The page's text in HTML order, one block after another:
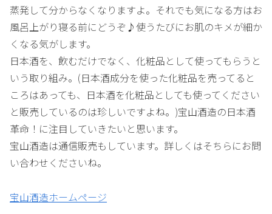
蒸発して分からなくなりますよ。それでも気になる方はお
風呂上がり寝る前にどうぞ♪使うたびにお肌のキメが細か
くなる気がします。
日本酒を、飲むだけでなく、化粧品として使ってもらうと
いう取り組み。(日本酒成分を使った化粧品を売ってると
ころはあっても、日本酒を化粧品としても使ってください
と販売しているのは珍しいですよね。)宝山酒造の日本酒
革命！に注目していきたいと思います。
宝山酒造は通信販売もしています。詳しくはそちらにお問
い合わせくださいね。
宝山酒造ホームページ